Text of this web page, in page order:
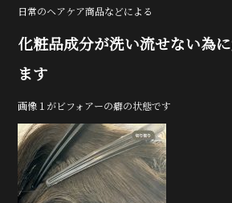
e
b
o
o
k
te
r
日常のヘアケア商品などによる
化粧品成分が洗い流せない為
ます
画像１がビフォアーの癖の状態です